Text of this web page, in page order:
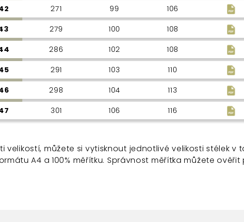
271 99 106
279 100 108
286 102 108
291 103 110
298 104 113
301 106 116
velikostí, můžete si vytisknout jednotlivé velikosti stélek v
A4 a 100% měřítku. Správnost měřítka můžete